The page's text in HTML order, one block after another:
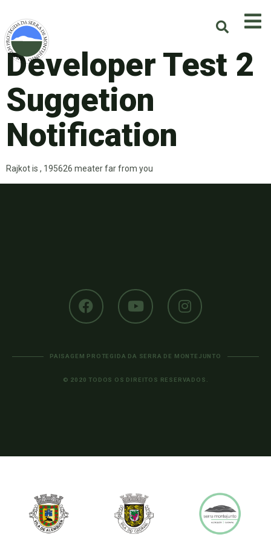
Developer Test 2
Suggetion
Notification
Rajkot is , 195626 meater far from you
PAISAGEM PROTEGIDA DA SERRA DE MONTEJUNTO
© 2020 TODOS OS DIREITOS RESERVADOS.